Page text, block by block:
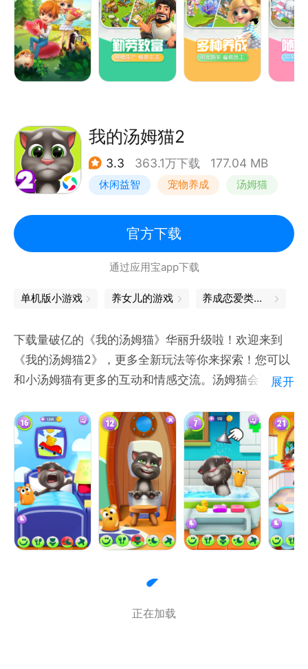
我的汤姆猫2
3.3 363.1万下载 177.04 MB
休闲益智 宠物养成 汤姆猫
官方下载
通过应用宝app下载
单机版小游戏 养女儿的游戏 养成恋爱类的游戏
下载量破亿的《我的汤姆猫》华丽升级啦！欢迎来到
《我的汤姆猫2》，更多全新玩法等你来探索！您可以
和小汤姆猫有更多的互动和情感交流。汤姆猫会飞翔、
喂养它，哄它睡觉，给它买新衣服和小窝装扮。您还可
以变身爱心小护士，给生病的小猫咪打针和喂药哦~更
加有趣的是，汤姆猫也有自己的玩具啦，秋千、蹦床、
篮球、沙袋等，应有尽有！汤姆猫还带来了它的好朋友
们淘气鬼、鼠小弟、飞力鸟、点点通、糖宝儿，一起畅
玩全新的小游戏！它还化身冒险家，带你探索岛屿的宝
藏哦！更多惊喜，等你来探索！
2. 汤姆猫生病啦，小护士快来照顾它；
展开
正在加载